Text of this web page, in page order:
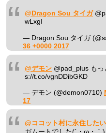
@Dragon Sou タイガ
wLxgI
— Dragon Sou タイガ
36 +0000 2017
@デモン @pad_plus も
s://t.co/vgnDDibGKD
— デモン (@demon0710)
17
@ココット村に永住した